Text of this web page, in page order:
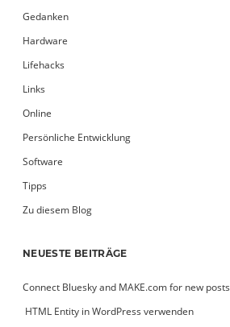
Gedanken
Hardware
Lifehacks
Links
Online
Persönliche Entwicklung
Software
Tipps
Zu diesem Blog
NEUESTE BEITRÄGE
Connect Bluesky and MAKE.com for new posts
­ HTML Entity in WordPress verwenden